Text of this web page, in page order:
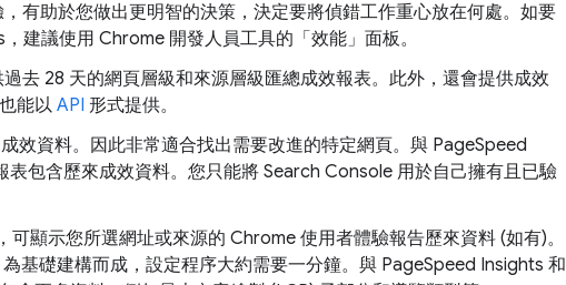
有助於您做出更明智的決策，決定要將偵錯工作重心放在何處。如要
建議使用 Chrome 開發人員工具的「效能」面板。
去 28 天的網頁層級和來源層級匯總成效報表。此外，還會提供成效
能以 API 形式提供。
效資料。因此非常適合找出需要改進的特定網頁。與 PageSpeed
包含歷來成效資料。您只能將 Search Console 用於自己擁有且已驗
顯示您所選網址或來源的 Chrome 使用者體驗報告歷來資料 (如有)。
基礎建構而成，設定程序大約需要一分鐘。與 PageSpeed Insights 和